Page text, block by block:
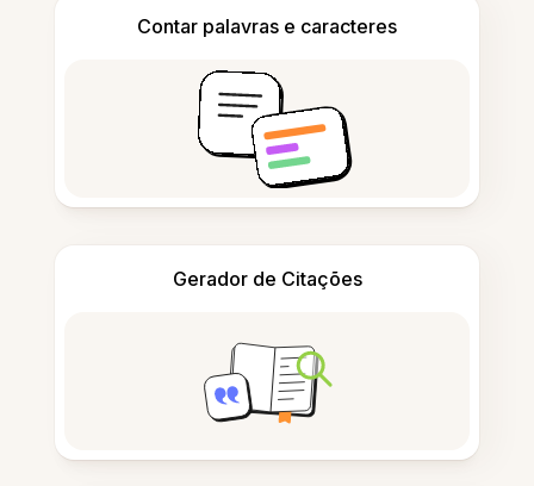
Contar palavras e caracteres
Gerador de Citações